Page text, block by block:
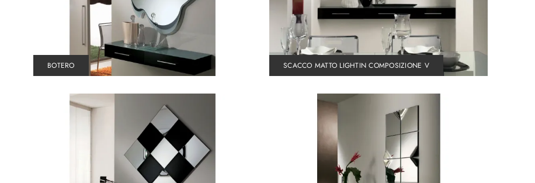
BOTERO SCACCO MATTO LIGHTIN COMPOSIZIONE V